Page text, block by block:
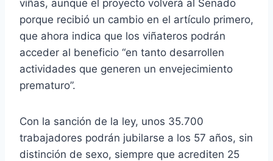
viñas, aunque el proyecto volverá al Senado
porque recibió un cambio en el artículo primero,
que ahora indica que los viñateros podrán
acceder al beneficio “en tanto desarrollen
actividades que generen un envejecimiento
prematuro”.
Con la sanción de la ley, unos 35.700
trabajadores podrán jubilarse a los 57 años, sin
distinción de sexo, siempre que acrediten 25